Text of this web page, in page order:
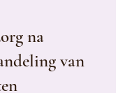
na
van